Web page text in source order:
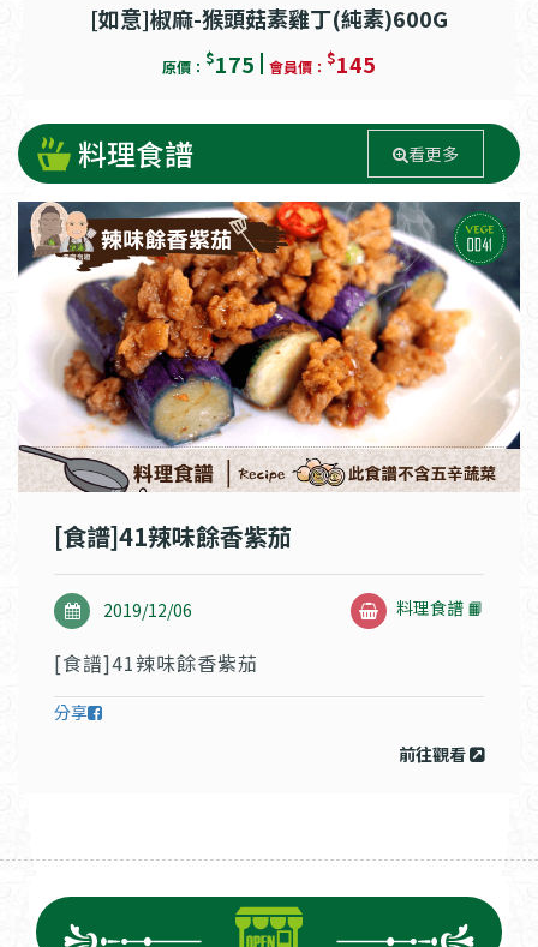
[如意]椒麻-猴頭菇素雞丁(純素)600G
原價： $175 會員價： $145
料理食譜 看更多
[食譜]41辣味餘香紫茄
2019/12/06 料理食譜 📙
[食譜]41辣味餘香紫茄
分享
前往觀看